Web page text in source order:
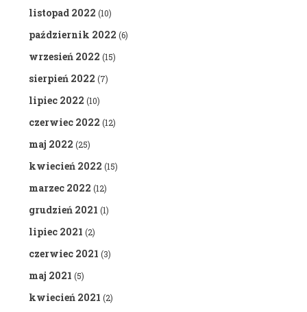
listopad 2022 (10)
październik 2022 (6)
wrzesień 2022 (15)
sierpień 2022 (7)
lipiec 2022 (10)
czerwiec 2022 (12)
maj 2022 (25)
kwiecień 2022 (15)
marzec 2022 (12)
grudzień 2021 (1)
lipiec 2021 (2)
czerwiec 2021 (3)
maj 2021 (5)
kwiecień 2021 (2)